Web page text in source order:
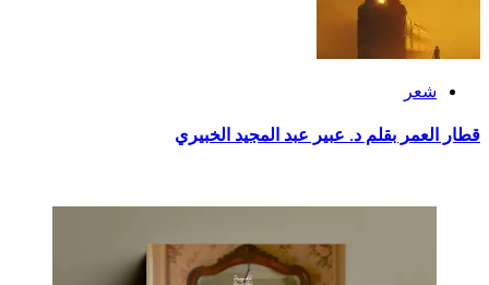
شعر
قطار العمر بقلم د. عبير عبد المجيد الخبيري